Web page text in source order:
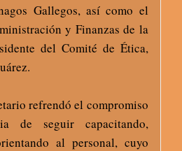
Gallegos, así como el
y Finanzas de la
del Comité de Ética,
refrendó el compromiso
de seguir capacitando,
al personal, cuyo